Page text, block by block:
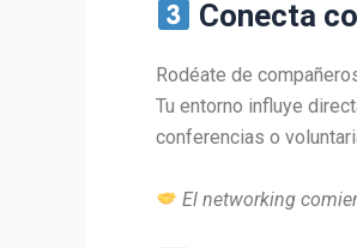
Conecta
Rodéate de
Tu entorno influye
conferencias o
El networking